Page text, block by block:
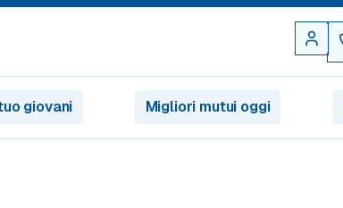
giovani Migliori mutui oggi